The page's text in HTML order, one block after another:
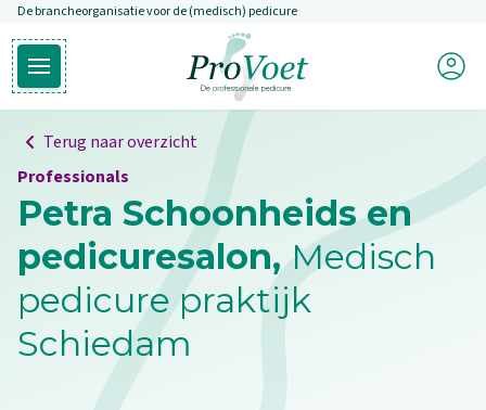
Overslaan en naar de inhoud gaan
De brancheorganisatie voor de (medisch) pedicure
Open hoofdmenu
Ga naar de homepagina
Mijn
Terug naar overzicht
Professionals
Petra Schoonheids en
pedicuresalon, Medisch
pedicure praktijk
Schiedam